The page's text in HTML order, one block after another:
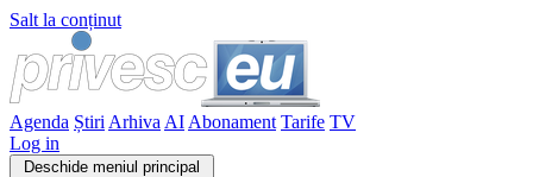
Salt la conținut
Agenda Știri Arhiva AI Abonament Tarife TV
Log in
Deschide meniul principal